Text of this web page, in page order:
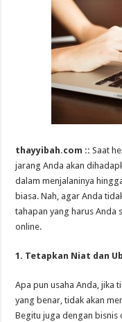
thayyibah.com ::Saat
jarang Anda akan
dalam menjalaninya
biasa. Nah, agar Anda
tahapan yang harus Anda
online.
1. Tetapkan Niat dan
Apa pun usaha Anda, jika
yang benar, tidak akan
Begitu juga dengan bisnis